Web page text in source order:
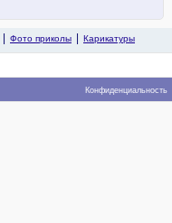
Фото приколы Карикатуры
Конфиденциальность